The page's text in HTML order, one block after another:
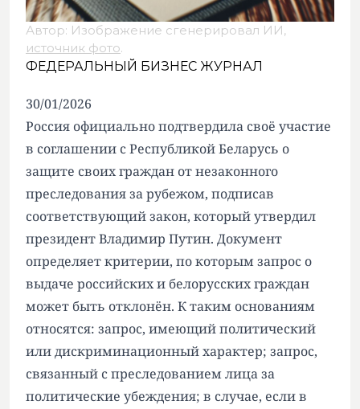
Автор: Изображение сгенерировал ИИ,
источник фото.
ФЕДЕРАЛЬНЫЙ БИЗНЕС ЖУРНАЛ
30/01/2026
Россия официально подтвердила своё участие
в соглашении с Республикой Беларусь о
защите своих граждан от незаконного
преследования за рубежом, подписав
соответствующий закон, который утвердил
президент Владимир Путин. Документ
определяет критерии, по которым запрос о
выдаче российских и белорусских граждан
может быть отклонён. К таким основаниям
относятся: запрос, имеющий политический
или дискриминационный характер; запрос,
связанный с преследованием лица за
политические убеждения; в случае, если в